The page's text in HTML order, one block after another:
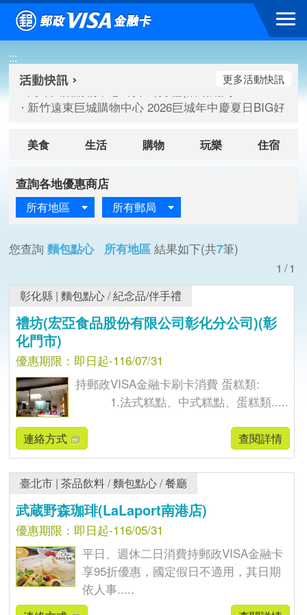
跳到主要內容區塊
:::
高雄大樂購物中心 刷卡郵好禮(活動期間：115/08/07-
臺北三創生活 有點東西第2波 刷卡郵好禮(活動期間：
高雄大樂購物中心 刷卡郵好禮(活動期間：115/08/07-
新竹遠東巨城購物中心 2026巨城年中慶夏日BIG好刷(
更多活動快訊
美食 生活 購物 玩樂 住宿
查詢各地優惠商店
所有地區 所有郵局
您查詢 麵包點心 所有地區 結果如下(共7筆)
1/1
彰化縣 |麵包點心/紀念品/伴手禮
禮坊(宏亞食品股份有限公司彰化分公司)(彰
化門市)
優惠期限：即日起-116/07/31
持郵政VISA金融卡刷卡消費 蛋糕類:
1.法式糕點、中式糕點、蛋糕類.....
連絡方式 查閱詳情
臺北市 |茶品飲料/麵包點心/餐廳
武蔵野森珈琲(LaLaport南港店)
優惠期限：即日起-116/05/31
平日、週休二日消費持郵政VISA金融卡
享95折優惠，國定假日不適用，其日期
依人事.....